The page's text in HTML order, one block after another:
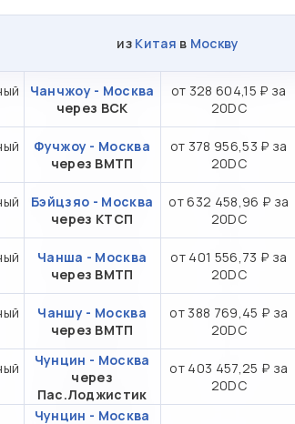
из Китая в Москву
Чанчжоу - Москва
через ВСК
от 328 604,15 ₽ за
20DC
Фучжоу - Москва
через ВМТП
от 378 956,53 ₽ за
20DC
Бэйцзяо - Москва
через КТСП
от 632 458,96 ₽ за
20DC
Чанша - Москва
через ВМТП
от 401 556,73 ₽ за
20DC
Чаншу - Москва
через ВМТП
от 388 769,45 ₽ за
20DC
Чунцин - Москва
через
Пас.Лоджистик
от 403 457,25 ₽ за
20DC
Чунцин - Москва